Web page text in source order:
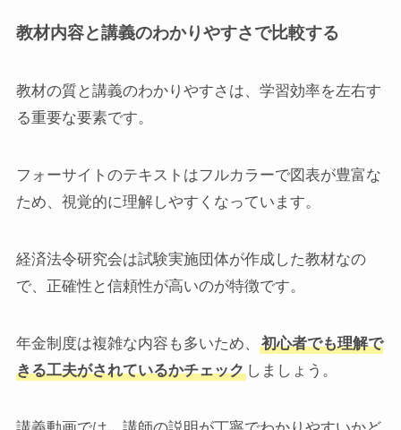
教材内容と講義のわかりやすさで比較する
教材の質と講義のわかりやすさは、学習効率を左右す
る重要な要素です。
フォーサイトのテキストはフルカラーで図表が豊富な
ため、視覚的に理解しやすくなっています。
経済法令研究会は試験実施団体が作成した教材なの
で、正確性と信頼性が高いのが特徴です。
年金制度は複雑な内容も多いため、
初心者でも理解で
きる工夫がされているかチェックしましょう。